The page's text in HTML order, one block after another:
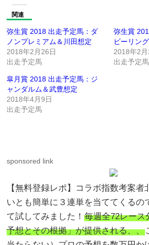
関連
弥生賞 2018 出走予定馬：ダ
ノンプレミアム＆川田想定
2018年2月26日
出走予定馬
弥生賞
ビーリン
2018年2月
出走予定馬
皐月賞 2018 出走予定馬：ジ
ャンダルム＆武豊想定
2018年4月9日
出走予定馬
sponsored link
【無料登録レポ】コラボ指数考案者
いとも簡単に３連単を当ててくるの
て試してみました！毎週全72レース
予想とその根拠」が提供される、、